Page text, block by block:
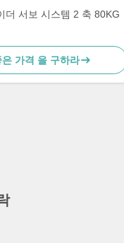
더 서보 시스템 2 축 80KG
은 가격 을 구하라